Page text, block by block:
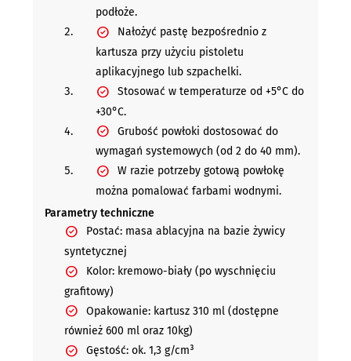
podłoże.
Nałożyć pastę bezpośrednio z
kartusza przy użyciu pistoletu
aplikacyjnego lub szpachelki.
Stosować w temperaturze od +5°C do
+30°C.
Grubość powłoki dostosować do
wymagań systemowych (od 2 do 40 mm).
W razie potrzeby gotową powłokę
można pomalować farbami wodnymi.
Parametry techniczne
Postać: masa ablacyjna na bazie żywicy
syntetycznej
Kolor: kremowo-biały (po wyschnięciu
grafitowy)
Opakowanie: kartusz 310 ml (dostępne
również 600 ml oraz 10kg)
Gęstość: ok. 1,3 g/cm³